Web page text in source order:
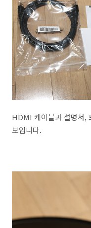
HDMI 케이블과 설명서,
보입니다.